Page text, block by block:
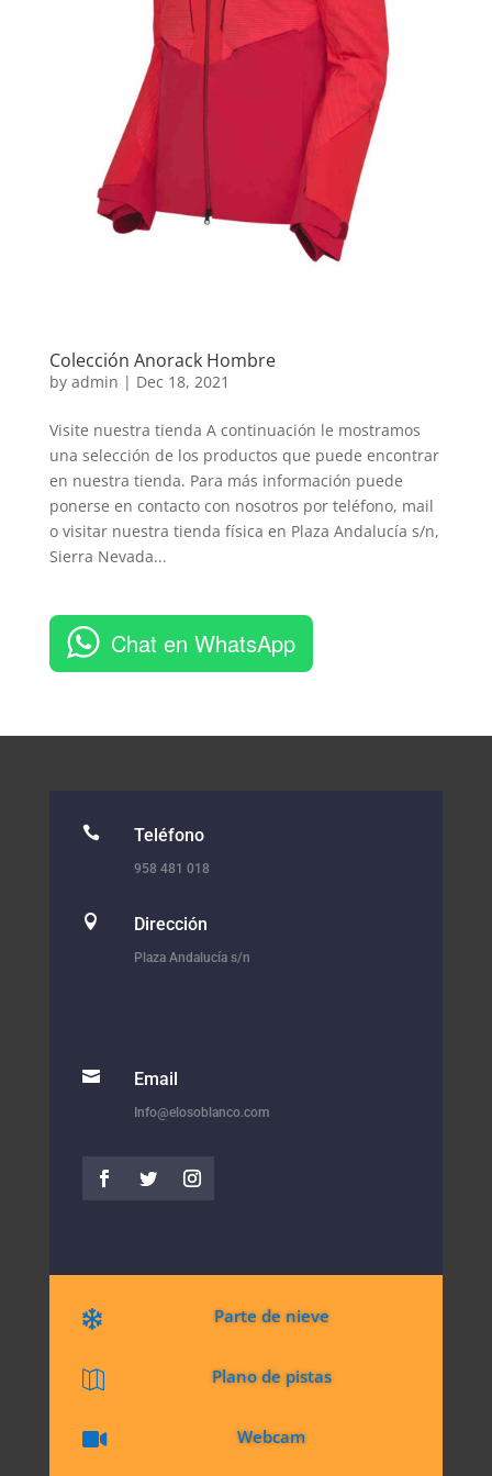
Colección Anorack Hombre
by admin | Dec 18, 2021
Visite nuestra tienda A continuación le mostramos
una selección de los productos que puede encontrar
en nuestra tienda. Para más información puede
ponerse en contacto con nosotros por teléfono, mail
o visitar nuestra tienda física en Plaza Andalucía s/n,
Sierra Nevada...
Chat en WhatsApp
 Teléfono
958 481 018
 Dirección
Plaza Andalucía s/n
 Email
Info@elosoblanco.com
 Parte de nieve
 Plano de pistas
 Webcam